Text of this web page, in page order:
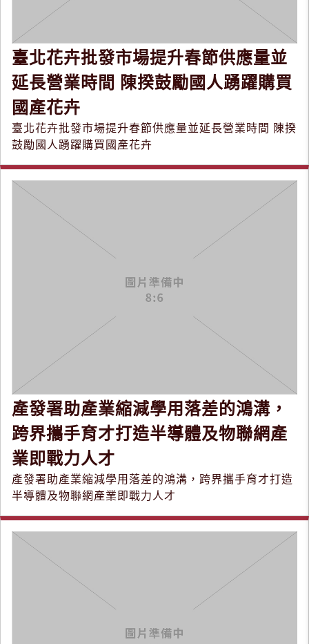
臺北花卉批發市場提升春節供應量並
延長營業時間 陳揆鼓勵國人踴躍購買
國產花卉
臺北花卉批發市場提升春節供應量並延長營業時間 陳揆
鼓勵國人踴躍購買國產花卉
產發署助產業縮減學用落差的鴻溝，
跨界攜手育才打造半導體及物聯網產
業即戰力人才
產發署助產業縮減學用落差的鴻溝，跨界攜手育才打造
半導體及物聯網產業即戰力人才